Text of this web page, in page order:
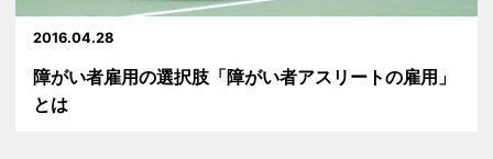
2016.04.28
障がい者雇用の選択肢「障がい者アスリートの雇用」
とは